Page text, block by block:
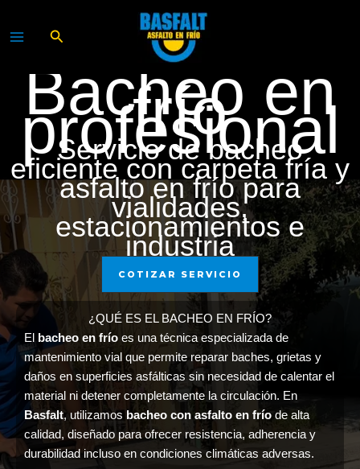
Buscar
Bacheo en
frío
profesional
Servicio de bacheo
eficiente con carpeta fría y
asfalto en frío para
vialidades,
estacionamientos e
industria
COTIZAR SERVICIO
¿QUÉ ES EL BACHEO EN FRÍO?
El
bacheo en frío es una técnica especializada de
mantenimiento vial que permite reparar baches, grietas y
daños en superficies asfálticas sin necesidad de calentar el
material ni detener completamente la circulación. En
Basfalt, utilizamos bacheo con asfalto en frío de alta
calidad, diseñado para ofrecer resistencia, adherencia y
durabilidad incluso en condiciones climáticas adversas.